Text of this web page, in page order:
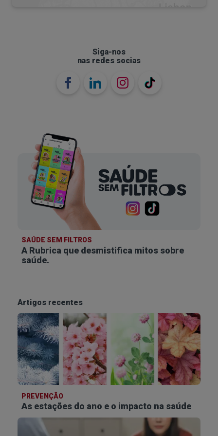
O uso de contracetivos hormonais, como a pílula,
dispositivo intrauterino (DIU), pode causar perdas
organismo precisa de se ajustar às mudanças
hormonais.
Ovulação
Durante a ovulação - a fase dociclo menstrual
qual os ovários libertam o óvulo - pode ocorrer um
sangramento vaginal ligeiro.
Este sangramento surge, normalmente, 14 dias
antes da menstruação e pode ser acompanhado
pode ser rosa ou vermelho e durar entre 1 a 2 dias.
Perimenopausa
O ciclo menstrual torna-se irregular e menos
previsível, à medida que se aproxima a
menopausa. Esta transição é chamada de
perimenopausa, também conhecida como pré-
menopausa.
Nesta fase, é comum que os períodos menstruais
Siga-nos
nas redes socias
SAÚDE SEM FILTROS
A Rubrica que desmistifica mitos sobre
saúde.
Artigos recentes
PREVENÇÃO
As estações do ano e o impacto na saúde